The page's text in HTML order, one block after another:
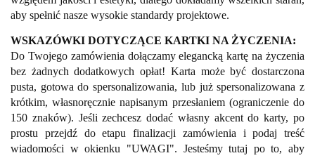
aby spełnić nasze wysokie standardy projektowe.
WSKAZÓWKI DOTYCZĄCE KARTKI NA ŻYCZENIA:
Do Twojego zamówienia dołączamy elegancką kartę na życzenia
bez żadnych dodatkowych opłat! Karta może być dostarczona
pusta, gotowa do spersonalizowania, lub już spersonalizowana z
krótkim, własnoręcznie napisanym przesłaniem (ograniczenie do
150 znaków). Jeśli zechcesz dodać własny akcent do karty, po
prostu przejdź do etapu finalizacji zamówienia i podaj treść
wiadomości w okienku "UWAGI". Jesteśmy tutaj po to, aby